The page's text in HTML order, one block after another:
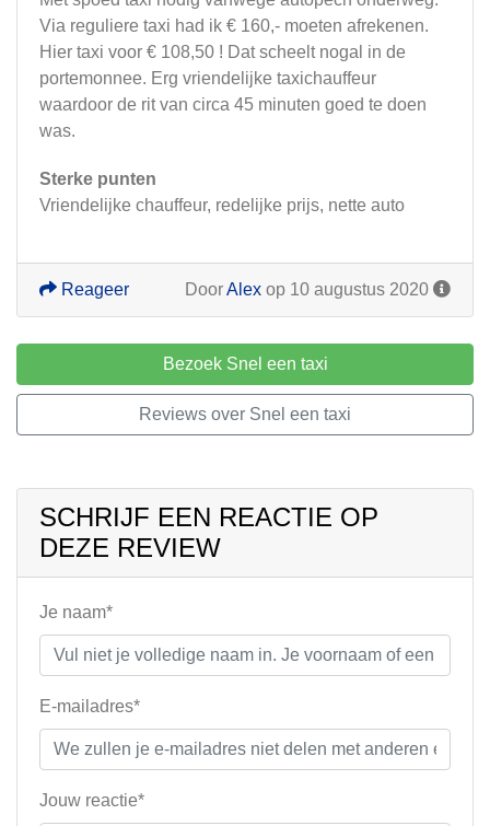
Via reguliere taxi had ik € 160,- moeten afrekenen.
Hier taxi voor € 108,50 ! Dat scheelt nogal in de
portemonnee. Erg vriendelijke taxichauffeur
waardoor de rit van circa 45 minuten goed te doen
was.
Sterke punten
Vriendelijke chauffeur, redelijke prijs, nette auto
DoorAlex op 10 augustus 2020
Reageer
Bezoek Snel een taxi
Reviews over Snel een taxi
SCHRIJF EEN REACTIE OP
DEZE REVIEW
Je naam*
E-mailadres*
Jouw reactie*